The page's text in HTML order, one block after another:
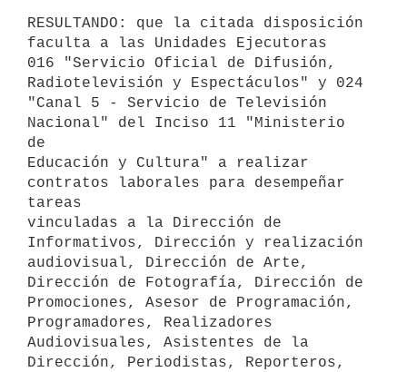
RESULTANDO: que la citada disposición
faculta a las Unidades Ejecutoras
016 "Servicio Oficial de Difusión,
Radiotelevisión y Espectáculos" y 024
"Canal 5 - Servicio de Televisión
Nacional" del Inciso 11 "Ministerio
de
Educación y Cultura" a realizar
contratos laborales para desempeñar
tareas
vinculadas a la Dirección de
Informativos, Dirección y realización
audiovisual, Dirección de Arte,
Dirección de Fotografía, Dirección de
Promociones, Asesor de Programación,
Programadores, Realizadores
Audiovisuales, Asistentes de la
Dirección, Periodistas, Reporteros,